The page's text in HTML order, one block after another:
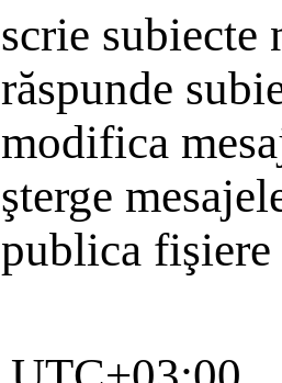
scrie subiecte
răspunde
modifica
şterge
publica fişiere